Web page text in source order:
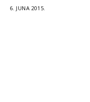
6. JUNA 2015.